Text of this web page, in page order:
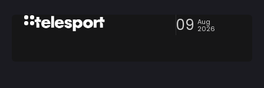
09 Aug
2026